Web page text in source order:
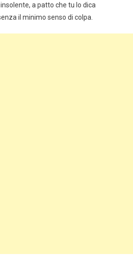
a patto che tu lo dica
il minimo senso di colpa.